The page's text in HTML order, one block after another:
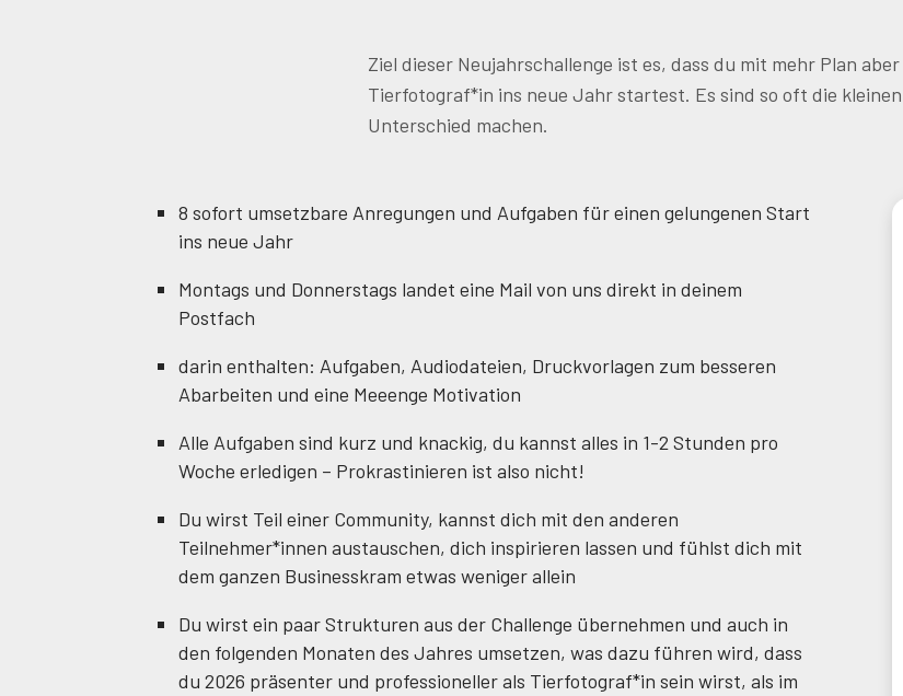
Ziel dieser Neujahrschallenge ist es, dass du mit mehr Plan
Tierfotograf*in ins neue Jahr startest. Es sind so oft die
Unterschied machen.
8 sofort umsetzbare Anregungen und Aufgaben für einen gelungenen Start
ins neue Jahr
Montags und Donnerstags landet eine Mail von uns direkt in deinem
Postfach
darin enthalten: Aufgaben, Audiodateien, Druckvorlagen zum besseren
Abarbeiten und eine Meeenge Motivation
Alle Aufgaben sind kurz und knackig, du kannst alles in 1-2 Stunden pro
Woche erledigen – Prokrastinieren ist also nicht!
Du wirst Teil einer Community, kannst dich mit den anderen
Teilnehmer*innen austauschen, dich inspirieren lassen und fühlst dich mit
dem ganzen Businesskram etwas weniger allein
Du wirst ein paar Strukturen aus der Challenge übernehmen und auch in
den folgenden Monaten des Jahres umsetzen, was dazu führen wird, dass
du 2026 präsenter und professioneller als Tierfotograf*in sein wirst, als im